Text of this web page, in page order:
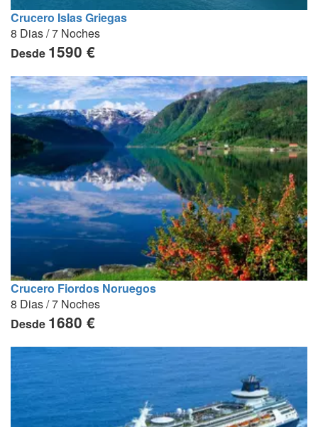
Crucero Islas Griegas
8 Dias / 7 Noches
Desde 1590 €
Crucero Fiordos Noruegos
8 Dias / 7 Noches
Desde 1680 €